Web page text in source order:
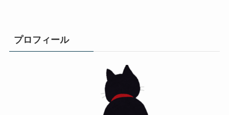
プロフィール